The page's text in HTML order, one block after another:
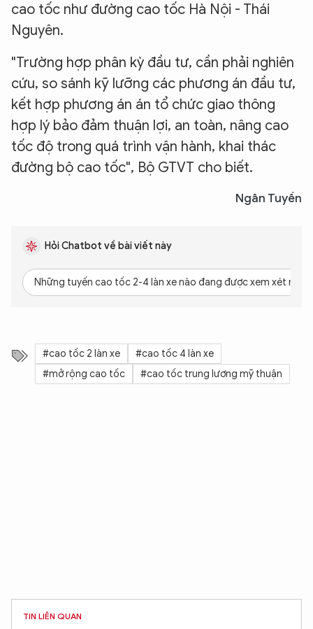
cao tốc như đường cao tốc Hà Nội - Thái
Nguyên.
"Trường hợp phân kỳ đầu tư, cần phải nghiên
cứu, so sánh kỹ lưỡng các phương án đầu tư,
kết hợp phương án án tổ chức giao thông
hợp lý bảo đảm thuận lợi, an toàn, nâng cao
tốc độ trong quá trình vận hành, khai thác
đường bộ cao tốc", Bộ GTVT cho biết.
Ngân Tuyền
Hỏi Chatbot về bài viết này
Những tuyến cao tốc 2-4 làn xe nào đang được xem xét
#cao tốc 2 làn xe
#cao tốc 4 làn xe
#mở rộng cao tốc
#cao tốc trung lương mỹ thuận
TIN LIÊN QUAN
Hãy hỏi tôi bất kỳ điều gì bạn cần biết về
An Ninh Thủ Đô nhé. Tôi sẵn sàng hỗ trợ!